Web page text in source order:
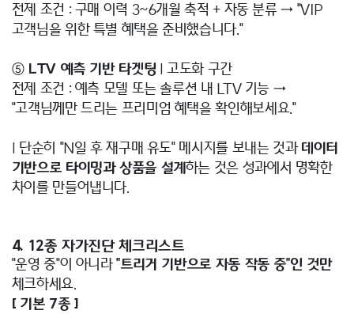
전제 조건 : 구매 이력 3~6개월 축적 + 자동 분류 → "VIP
고객님을 위한 특별 혜택을 준비했습니다."
⑤ LTV 예측 기반 타겟팅 | 고도화 구간
전제 조건 : 예측 모델 또는 솔루션 내 LTV 기능 →
"고객님께만 드리는 프리미엄 혜택을 확인해보세요."
| 단순히 "N일 후 재구매 유도" 메시지를 보내는 것과데이터
기반으로 타이밍과 상품을 설계하는 것은 성과에서 명확한
차이를 만들어냅니다.
4. 12종 자가진단 체크리스트
"운영 중"이 아니라"트리거 기반으로 자동 작동 중"인 것만
체크하세요.
[ 기본 7종 ]